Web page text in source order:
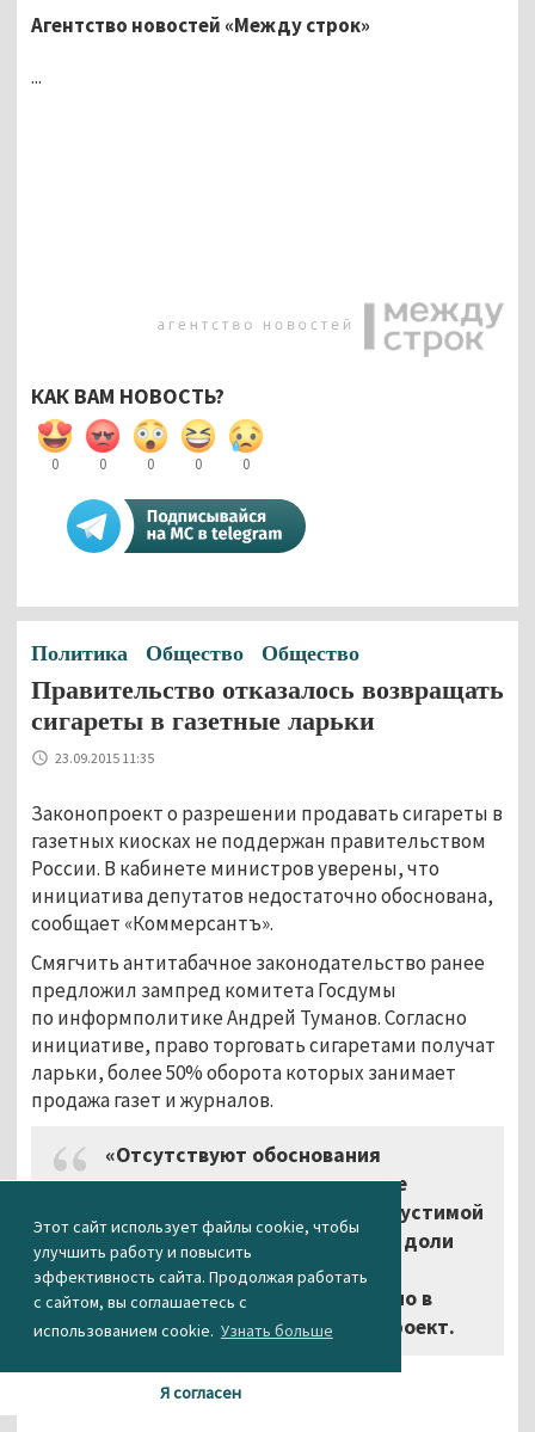
Этот сайт использует файлы cookie, чтобы
улучшить работу и повысить
эффективность сайта. Продолжая работать
с сайтом, вы соглашаетесь с
использованием cookie. Узнать больше
Я согласен
Агентство новостей «Между строк»
...
КАК ВАМ НОВОСТЬ?
0 0 0 0 0
Политика Общество Общество
Правительство отказалось возвращать
сигареты в газетные ларьки
23.09.2015 11:35
Законопроект о разрешении продавать сигареты в
газетных киосках не поддержан правительством
России. В кабинете министров уверены, что
инициатива депутатов недостаточно обоснована,
сообщает «Коммерсантъ».
Смягчить антитабачное законодательство ранее
предложил зампред комитета Госдумы
по информполитике Андрей Туманов. Согласно
инициативе, право торговать сигаретами получат
ларьки, более 50% оборота которых занимает
продажа газет и журналов.
«Отсутствуют обоснования
установления указанного в проекте
федерального закона размера допустимой
для продажи табачной продукции доли
реализации печатной продукции
и механизма ее подсчета», - сказано в
отзыве правительства на законопроект.
Агентство новостей «Между строк»